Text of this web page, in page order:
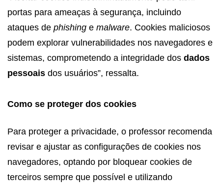
portas para ameaças à segurança, incluindo
ataques de phishing e malware. Cookies maliciosos
podem explorar vulnerabilidades nos navegadores e
sistemas, comprometendo a integridade dos dados
pessoais dos usuários”, ressalta.
Como se proteger dos cookies
Para proteger a privacidade, o professor recomenda
revisar e ajustar as configurações de cookies nos
navegadores, optando por bloquear cookies de
terceiros sempre que possível e utilizando